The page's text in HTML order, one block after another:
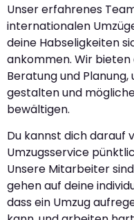
Unser erfahrenes
internationalen
deine Habseligkeiten
ankommen. Wir
Beratung und
gestalten und
bewältigen.
Du kannst dich darauf
Umzugsservice
Unsere Mitarbeiter
gehen auf deine
dass ein Umzug